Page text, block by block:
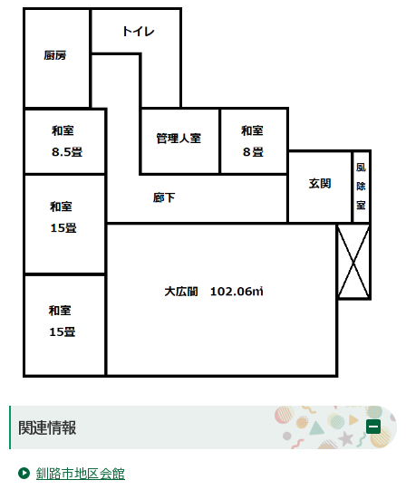
関連情報
釧路市地区会館